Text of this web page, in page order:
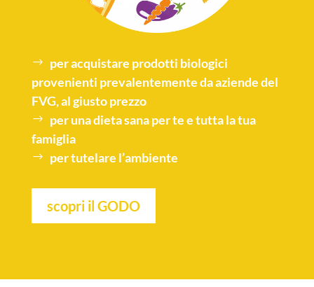
per acquistare prodotti biologici
provenienti prevalentemente da aziende del
FVG, al giusto prezzo
per unadieta sanaper te e tutta la tua
famiglia
per tutelare l’ambiente
scopri il GODO